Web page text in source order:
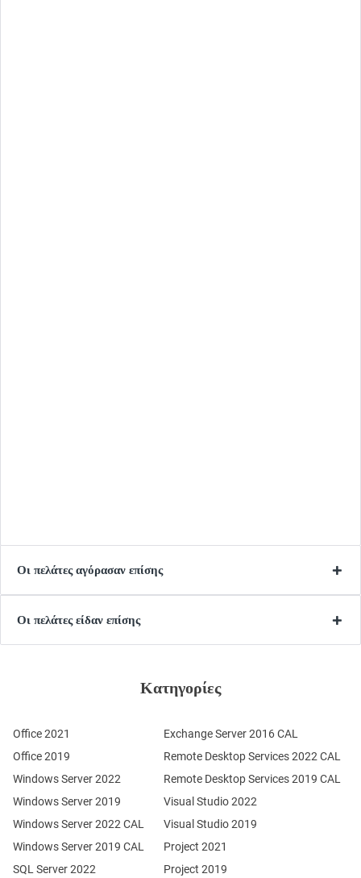
Οι πελάτες αγόρασαν επίσης
Οι πελάτες είδαν επίσης
Κατηγορίες
Office 2021
Office 2019
Windows Server 2022
Windows Server 2019
SQL Server 2022
Windows Server 2022 CAL
Windows Server 2019 CAL
Remote Desktop Services 2022 CAL
Remote Desktop Services 2019 CAL
Exchange Server 2016 CAL
Visual Studio 2022
Visual Studio 2019
Project 2021
Project 2019